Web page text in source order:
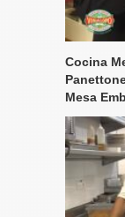
Cocina
Mesa